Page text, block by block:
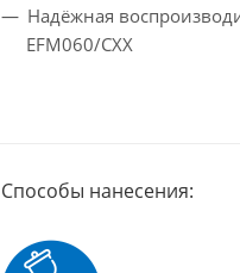
Надёжная
EFM060/CXX
Способы нанесения: